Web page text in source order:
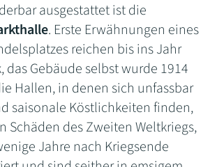
ausgestattet ist die
. Erste Erwähnungen eines
reichen bis ins Jahr
das Gebäude selbst wurde 1914
Hallen, in denen sich unfassbar
saisonale Köstlichkeiten finden,
Schäden des Zweiten Weltkriegs,
Jahre nach Kriegsende